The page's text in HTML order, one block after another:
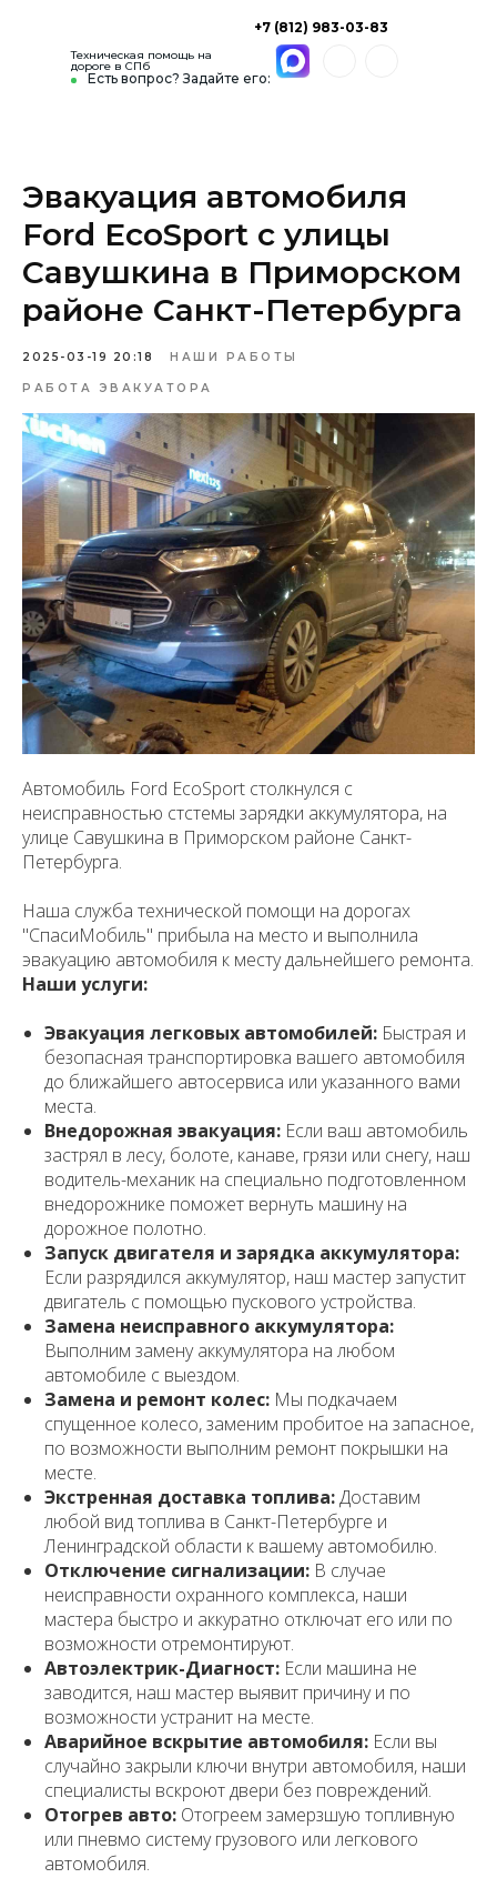
Есть вопрос? Задайте его:
+7 (812) 983-03-83
Техническая помощь на
дороге в СПб
Эвакуация автомобиля
Ford EcoSport с улицы
Савушкина в Приморском
районе Санкт-Петербурга
2025-03-19 20:18 НАШИ РАБОТЫ
РАБОТА ЭВАКУАТОРА
Автомобиль Ford EcoSport столкнулся с
неисправностью стстемы зарядки аккумулятора, на
улице Савушкина в Приморском районе Санкт-
Петербурга.
Наша служба технической помощи на дорогах
"СпасиМобиль" прибыла на место и выполнила
эвакуацию автомобиля к месту дальнейшего ремонта.
Наши услуги:
Эвакуация легковых автомобилей: Быстрая и
безопасная транспортировка вашего автомобиля
до ближайшего автосервиса или указанного вами
места.
Внедорожная эвакуация: Если ваш автомобиль
застрял в лесу, болоте, канаве, грязи или снегу, наш
водитель-механик на специально подготовленном
внедорожнике поможет вернуть машину на
дорожное полотно.
Запуск двигателя и зарядка аккумулятора:
Если разрядился аккумулятор, наш мастер запустит
двигатель с помощью пускового устройства.
Замена неисправного аккумулятора:
Выполним замену аккумулятора на любом
автомобиле с выездом.
Замена и ремонт колес: Мы подкачаем
спущенное колесо, заменим пробитое на запасное,
по возможности выполним ремонт покрышки на
месте.
Экстренная доставка топлива:Доставим
любой вид топлива в Санкт-Петербурге и
Ленинградской области к вашему автомобилю.
Отключение сигнализации: В случае
неисправности охранного комплекса, наши
мастера быстро и аккуратно отключат его или по
возможности отремонтируют.
Автоэлектрик-Диагност: Если машина не
заводится, наш мастер выявит причину и по
возможности устранит на месте.
Аварийное вскрытие автомобиля: Если вы
случайно закрыли ключи внутри автомобиля, наши
специалисты вскроют двери без повреждений.
Отогрев авто: Отогреем замерзшую топливную
или пневмо систему грузового или легкового
автомобиля.